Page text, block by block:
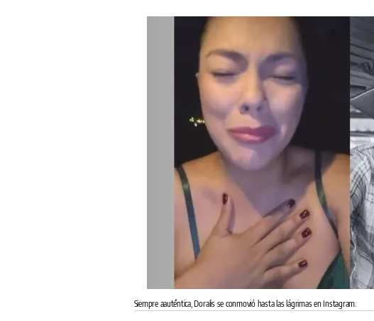
Siempre aaut´éntica, Doralis se conmovió hasta las lágrimas en Instagram.